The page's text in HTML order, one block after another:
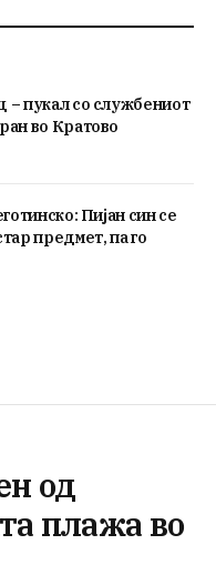
пукал со службениот
во Кратово
Пијан син се
предмет, па го
од
плажа во